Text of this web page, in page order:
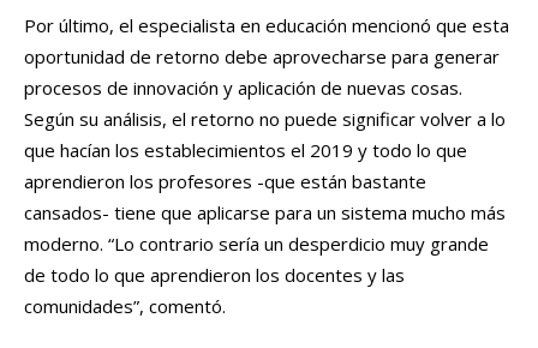
Por último, el especialista en educación mencionó que esta
oportunidad de retorno debe aprovecharse para generar
procesos de innovación y aplicación de nuevas cosas.
Según su análisis, el retorno no puede significar volver a lo
que hacían los establecimientos el 2019 y todo lo que
aprendieron los profesores -que están bastante
cansados- tiene que aplicarse para un sistema mucho más
moderno. “Lo contrario sería un desperdicio muy grande
de todo lo que aprendieron los docentes y las
comunidades”, comentó.